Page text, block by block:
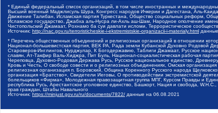
* Единый федеральный список организаций, в том числе иностранных и
Высший военный Маджлисуль Шура, Конгресс народов Ичкерии и Дагестана, Аль-
Движение Талибан, Исламская партия Туркестана, Общество социальных реформ,
Исламское государство, Джабха аль-Нусра ли-Ахль аш-Шам, Народное ополчение
Чистопольский Джамаат, Рохнамо ба суи давлати исломи, Террористическое
Источник: http://nac.gov.ru/terroristicheskie-i-ekstremistskie-organizacii-i-materialy.html
* Перечень общественных объединений и религиозных организаций в отношении
Национал-большевистская партия, ВЕК РА, Рада земли Кубанской Духовно Родовой
Староверов-Инглингов, Нурджулар, К Богодержавию, Таблиги Джамаат, Русское
славян, Ат-Такфир Валь-Хиджра, Пит Буль, Национал-социалистическая рабочая
Череповца, Духовно-Родовая Держава Русь, Русское национальное единство,
Кровь и Честь, О свободе совести и о религиозных объединениях, Омская
религиозная организация п. Боровский, Община Коренного Русского народа
организация «Братство», Свидетели Иеговы, О противодействии экстремистской
болельщиков «Фирма», Молодежная правозащитная группа МПГ, Курсом Правды и
республика Русь, Арестантское уголовное единство, Башкорт, Нация и свобода,
прав граждан, Штабы Навального
Источник: https://minjust.gov.ru/ru/documents/7822/ данные на 06.08.2021